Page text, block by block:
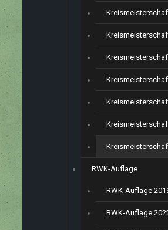
RWK-Auflage
RWK-Auflage
RWK-Auflage